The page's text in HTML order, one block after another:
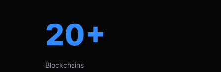
20+
Blockchains